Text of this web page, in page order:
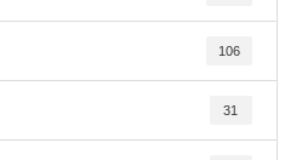
106
31